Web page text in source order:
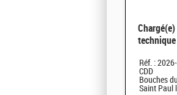
Réf. :
CDD
Bouches
Saint Paul